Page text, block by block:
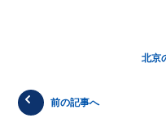
北京
前の記事へ